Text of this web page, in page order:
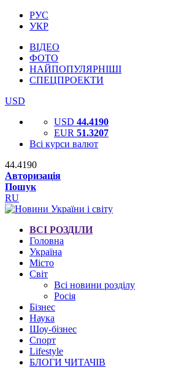
РУС
УКР
ВІДЕО
ФОТО
НАЙПОПУЛЯРНІШІ
СПЕЦПРОЕКТИ
USD
USD 44.4190
EUR 51.3207
Всі курси валют
44.4190
Авторизація
Пошук
RU
ВСІ РОЗДІЛИ
Головна
Україна
Місто
Світ
Всі новини розділу
Росія
Бізнес
Наука
Шоу-бізнес
Спорт
Lifestyle
БЛОГИ ЧИТАЧІВ